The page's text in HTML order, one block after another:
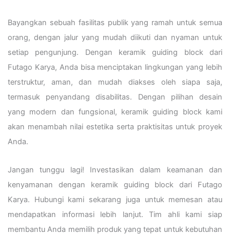
Bayangkan sebuah fasilitas publik yang ramah untuk semua
orang, dengan jalur yang mudah diikuti dan nyaman untuk
setiap pengunjung. Dengan keramik guiding block dari
Futago Karya, Anda bisa menciptakan lingkungan yang lebih
terstruktur, aman, dan mudah diakses oleh siapa saja,
termasuk penyandang disabilitas. Dengan pilihan desain
yang modern dan fungsional, keramik guiding block kami
akan menambah nilai estetika serta praktisitas untuk proyek
Anda.
Jangan tunggu lagi! Investasikan dalam keamanan dan
kenyamanan dengan keramik guiding block dari Futago
Karya. Hubungi kami sekarang juga untuk memesan atau
mendapatkan informasi lebih lanjut. Tim ahli kami siap
membantu Anda memilih produk yang tepat untuk kebutuhan